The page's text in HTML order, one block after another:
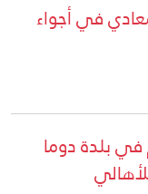
في أجواء
بلدة دوما